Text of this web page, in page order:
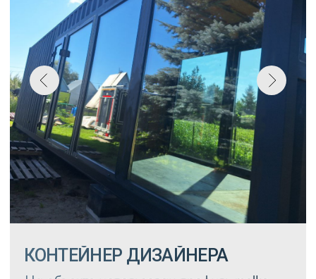
ДОМ В Г. ЛУХОВИЦЫ
Профиль Melke evolution 70 мм., в
покрытии cool colours в цвете табак,
идеальное сочетание.
Окна и монтаж 154 000 ₽
Остекление 11 м²